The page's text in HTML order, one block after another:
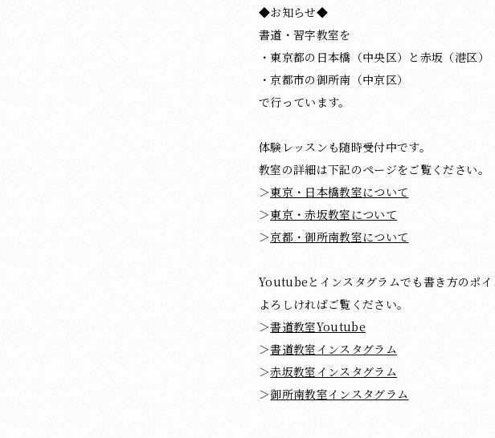
◆お知らせ◆
書道・習字教室を
・東京都の日本橋（中央区）と赤坂（港区）
・京都市の御所南（中京区）
で行っています。
体験レッスンも随時受付中です。
教室の詳細は下記のページをご覧ください。
＞東京・日本橋教室について
＞東京・赤坂教室について
＞京都・御所南教室について
Youtubeとインスタグラムでも書き方のポイ
よろしければご覧ください。
＞書道教室Youtube
＞書道教室インスタグラム
＞赤坂教室インスタグラム
＞御所南教室インスタグラム